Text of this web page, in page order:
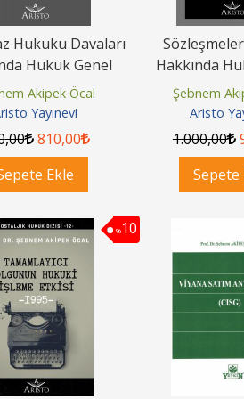
Hukuku Davaları
Hukuk Genel
Kararları 2021
Akipek Öcal
Yayınevi
,00 810,00
Ekle
Hakkında
Kurulu
Şebnem
Aristo
1.000,00
Sepete
%10